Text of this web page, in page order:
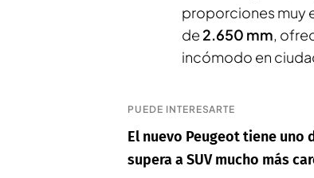
proporciones muy
de 2.650 mm,
incómodo en
PUEDE INTERESARTE
El nuevo Peugeot tiene
supera a SUV mucho más